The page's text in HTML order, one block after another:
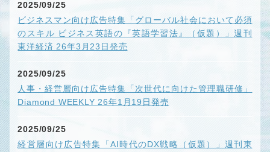
2025/09/25
ビジネスマン向け広告特集「グローバル社会において必須
のスキル ビジネス英語の『英語学習法』（仮題）」週刊
東洋経済 26年3月23日発売
2025/09/25
人事・経営層向け広告特集「次世代に向けた管理職研修」
Diamond WEEKLY 26年1月19日発売
2025/09/25
経営層向け広告特集「AI時代のDX戦略（仮題）」週刊東